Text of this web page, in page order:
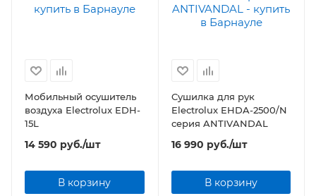
Мобильный осушитель
воздуха Electrolux EDH-
15L
14 590 руб./шт
В корзину
Cушилка для рук
Electrolux EHDA-2500/N
серия ANTIVANDAL
16 990 руб./шт
В корзину